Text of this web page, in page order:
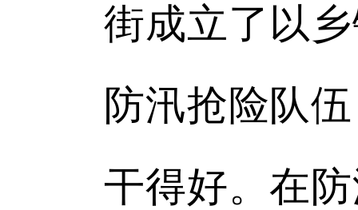
街成立了以
防汛抢险队
干得好。在